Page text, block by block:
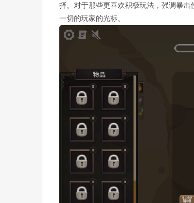
择。对于那些更喜欢积极玩法，强调暴
一切的玩家的光标。